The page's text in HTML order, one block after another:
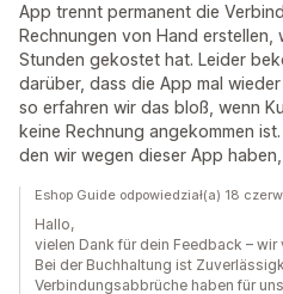
App trennt permanent die
Rechnungen von Hand erstellen,
Stunden gekostet hat. Leider
darüber, dass die App mal
so erfahren wir das bloß, wenn
keine Rechnung angekommen
den wir wegen dieser App
Eshop Guide odpowiedział(a) 18
Hallo,
vielen Dank für dein Feedback –
Bei der Buchhaltung ist
Verbindungsabbrüche haben für